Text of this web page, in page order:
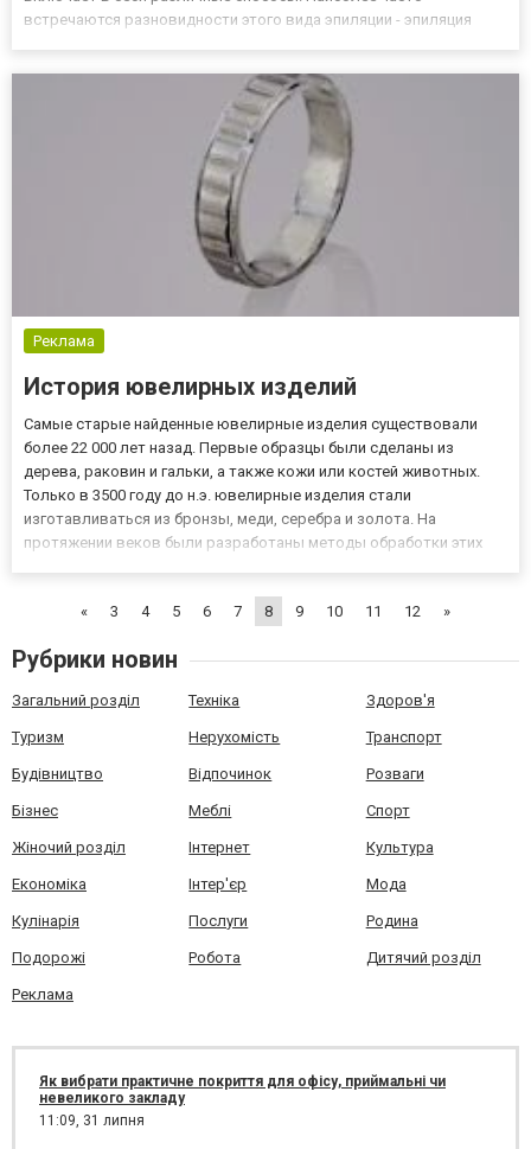
встречаются разновидности этого вида эпиляции - эпиляция
Реклама
История ювелирных изделий
Самые старые найденные ювелирные изделия существовали
более 22 000 лет назад. Первые образцы были сделаны из
дерева, раковин и гальки, а также кожи или костей животных.
Только в 3500 году до н.э. ювелирные изделия стали
изготавливаться из бронзы, меди, серебра и золота. На
протяжении веков были разработаны методы обработки этих
когда египтяне н...
« 3 4 5 6 7 8 9 10 11 12 »
Рубрики новин
Загальний розділ Техніка Здоров'я
Туризм Нерухомість Транспорт
Будівництво Відпочинок Розваги
Бізнес Меблі Спорт
Жіночий розділ Інтернет Культура
Економіка Інтер'єр Мода
Кулінарія Послуги Родина
Подорожі Робота Дитячий розділ
Реклама
Як вибрати практичне покриття для офісу, приймальні чи
невеликого закладу
11:09, 31 липня